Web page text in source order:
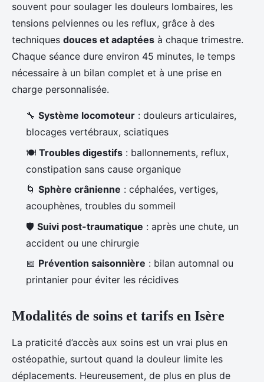
souvent pour soulager les douleurs lombaires, les
tensions pelviennes ou les reflux, grâce à des
techniques douces et adaptées à chaque trimestre.
Chaque séance dure environ 45 minutes, le temps
nécessaire à un bilan complet et à une prise en
charge personnalisée.
🔧 Système locomoteur : douleurs articulaires,
blocages vertébraux, sciatiques
🍽️ Troubles digestifs : ballonnements, reflux,
constipation sans cause organique
🌀 Sphère crânienne : céphalées, vertiges,
acouphènes, troubles du sommeil
🛡️ Suivi post-traumatique : après une chute, un
accident ou une chirurgie
📅 Prévention saisonnière : bilan automnal ou
printanier pour éviter les récidives
Modalités de soins et tarifs en Isère
La praticité d’accès aux soins est un vrai plus en
ostéopathie, surtout quand la douleur limite les
déplacements. Heureusement, de plus en plus de